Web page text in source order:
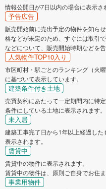
情報公開日が7日以内の場合に表示さ
予告広告
販売開始前に売出予定の物件を知ら
格などが未定のため、すぐには取引
などについて、販売開始時期などを告
人気物件TOP10入り
市区町村・駅ごとのランキング（火
に基づいて表示しています。
建築条件付き土地
売買契約にあたって一定期間内に特
条件にしている土地に表示されます。
未入居
建築工事完了日から1年以上経過し
表示されます。
賃貸中
賃貸中の物件に表示されます。
賃貸中の物件は、原則ご自身でお住
事業用物件